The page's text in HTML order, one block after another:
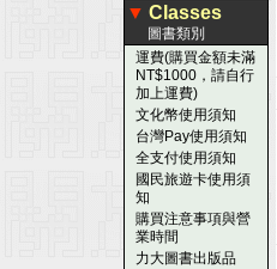
▼ Classes
圖書類別
運費(購買金額未滿
NT$1000，請自行
加上運費)
文化幣使用須知
台灣Pay使用須知
全支付使用須知
國民旅遊卡使用須
知
購買注意事項與營
業時間
力大圖書出版品